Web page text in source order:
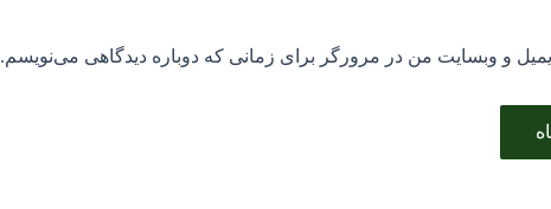
و وبسایت من در مرورگر برای زمانی که دوباره دیدگاهی می‌نویسم.